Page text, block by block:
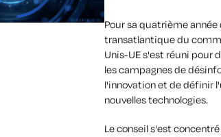
Pour sa quatrième
transatlantique du
Unis-UE s'est réuni pour
les campagnes de
l'innovation et de définir
nouvelles technologies.
Le conseil s'est